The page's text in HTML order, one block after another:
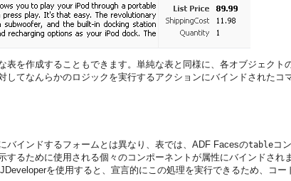
を作成することもできます。単純な表と同様に、各オブジェク
てなんらかのロジックを実行するアクションにバインドされた
バインドするフォームとは異なり、表では、ADF Facesのtableコ
るために使用される個々のコンポーネントが属性にバインドさ
を使用すると、宣言的にこの処理を実行できるため、コー